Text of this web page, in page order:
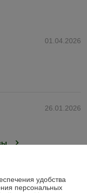
01.04.2026
26.01.2026
удобства
персональных